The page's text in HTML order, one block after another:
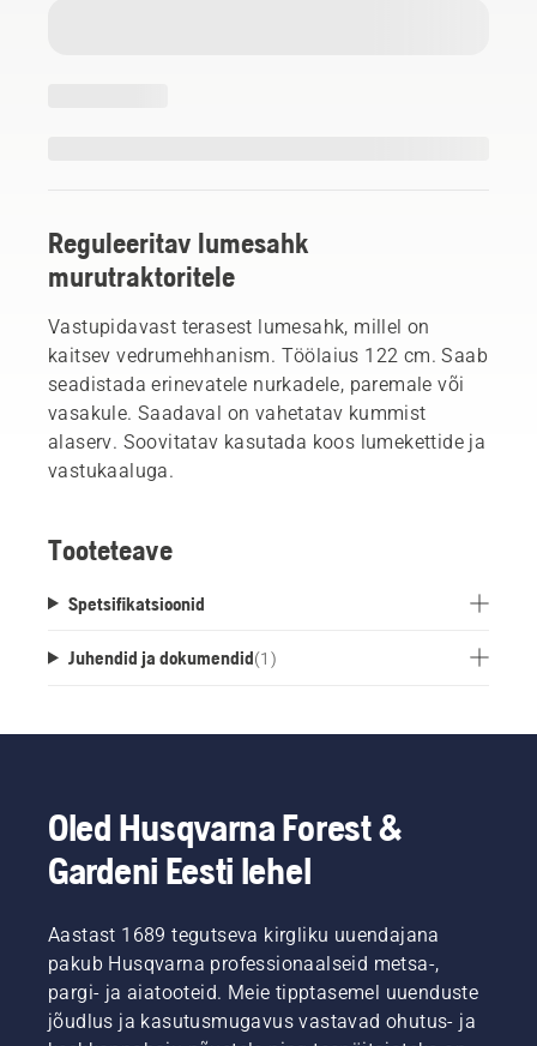
Reguleeritav lumesahk
murutraktoritele
Vastupidavast terasest lumesahk, millel on
kaitsev vedrumehhanism. Töölaius 122 cm. Saab
seadistada erinevatele nurkadele, paremale või
vasakule. Saadaval on vahetatav kummist
alaserv. Soovitatav kasutada koos lumekettide ja
vastukaaluga.
Tooteteave
Spetsifikatsioonid
Juhendid ja dokumendid(1 )
Oled Husqvarna Forest &
Gardeni Eesti lehel
Aastast 1689 tegutseva kirgliku uuendajana
pakub Husqvarna professionaalseid metsa-,
pargi- ja aiatooteid. Meie tipptasemel uuenduste
jõudlus ja kasutusmugavus vastavad ohutus- ja